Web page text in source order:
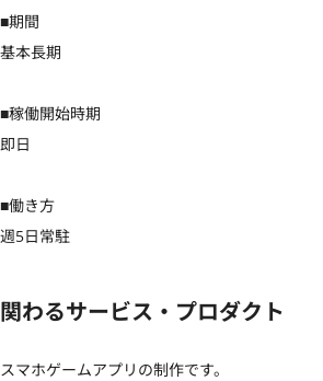
■期間
基本長期
■稼働開始時期
即日
■働き方
週5日常駐
関わるサービス・プロダクト
スマホゲームアプリの制作です。